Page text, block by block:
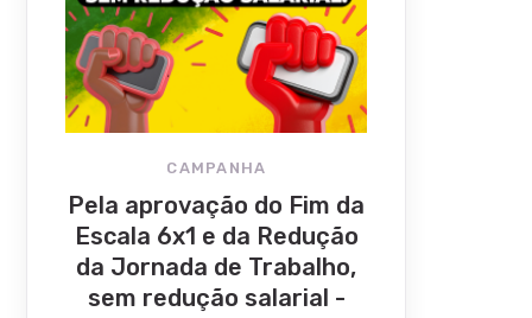
CAMPANHA
Pela aprovação do Fim da
Escala 6x1 e da Redução
da Jornada de Trabalho,
sem redução salarial -